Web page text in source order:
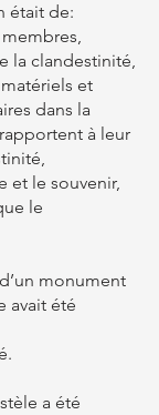
était de:
la clandestinité,
et
dans la
à leur
et le souvenir,
le
monument
avait été
a été